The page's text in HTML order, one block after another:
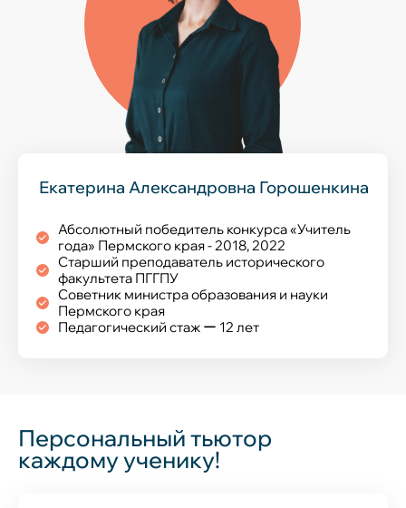
Екатерина Александровна Горошенкина
Абсолютный победитель конкурса «Учитель
года» Пермского края - 2018, 2022
Старший преподаватель исторического
факультета ПГГПУ
Советник министра образования и науки
Пермского края
Педагогический стаж ー 12 лет
Персональный тьютор
каждому ученику!